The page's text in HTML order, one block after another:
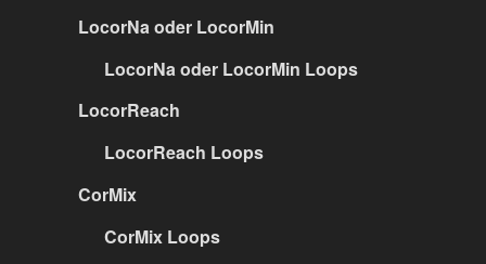
LocorNa oder LocorMin
LocorNa oder LocorMin Loops
LocorReach
LocorReach Loops
CorMix
CorMix Loops